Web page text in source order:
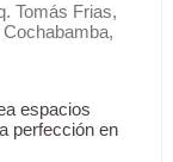
Tomás Frias,
espacios
perfección en